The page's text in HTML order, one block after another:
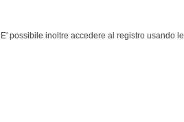
E' possibile inoltre accedere al registro usando le